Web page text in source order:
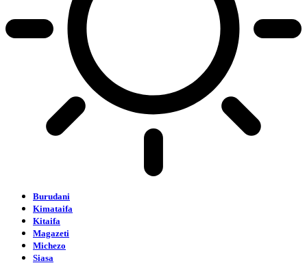
Burudani
Kimataifa
Kitaifa
Magazeti
Michezo
Siasa